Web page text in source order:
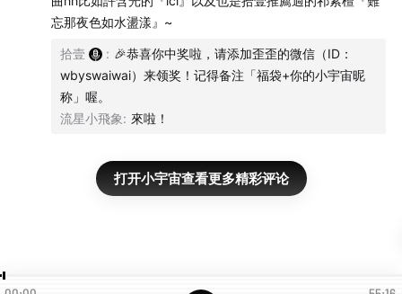
忘那夜色如水盪漾』~
拾壹 : 🎉恭喜你中奖啦，请添加歪歪的微信（ID：
wbyswaiwai）来领奖！记得备注「福袋+你的小宇宙昵
称」喔。
流星小飛象: 來啦！
打开小宇宙查看更多精彩评论